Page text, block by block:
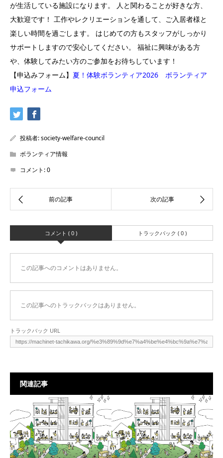
が生活している施設になります。 人と関わることが好きな方、
大歓迎です！ 工作やレクリエーションを通して、ご入居者様と
楽しい時間を過ごします。 はじめての方もスタッフがしっかり
サポートしますので安心してください。 福祉に興味がある方
や、体験してみたい方のご参加をお待ちしています！
【申込みフォーム】 夏！体験ボランティア2026 ボランティア
申込フォーム
投稿者:society-welfare-council
ボランティア情報
コメント:0
コメント ( 0 ) トラックバック ( 0 )
この記事へのコメントはありません。
この記事へのトラックバックはありません。
トラックバック URL
関連記事